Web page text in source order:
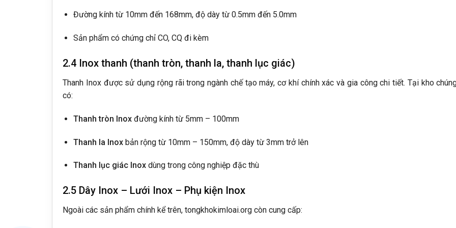
Đường kính từ 10mm đến 168mm, độ dày từ 0.5mm đến 5.0mm
Sản phẩm có chứng chỉ CO, CQ đi kèm
2.4 Inox thanh (thanh tròn, thanh la, thanh lục giác)
Thanh Inox được sử dụng rộng rãi trong ngành chế tạo máy, cơ khí chính xác và gia công chi tiết. Tại kho
có:
Thanh tròn Inoxđường kính từ 5mm – 100mm
Thanh la Inoxbản rộng từ 10mm – 150mm, độ dày từ 3mm trở lên
Thanh lục giác Inoxdùng trong công nghiệp đặc thù
2.5 Dây Inox – Lưới Inox – Phụ kiện Inox
Ngoài các sản phẩm chính kể trên, tongkhokimloai.org còn cung cấp: